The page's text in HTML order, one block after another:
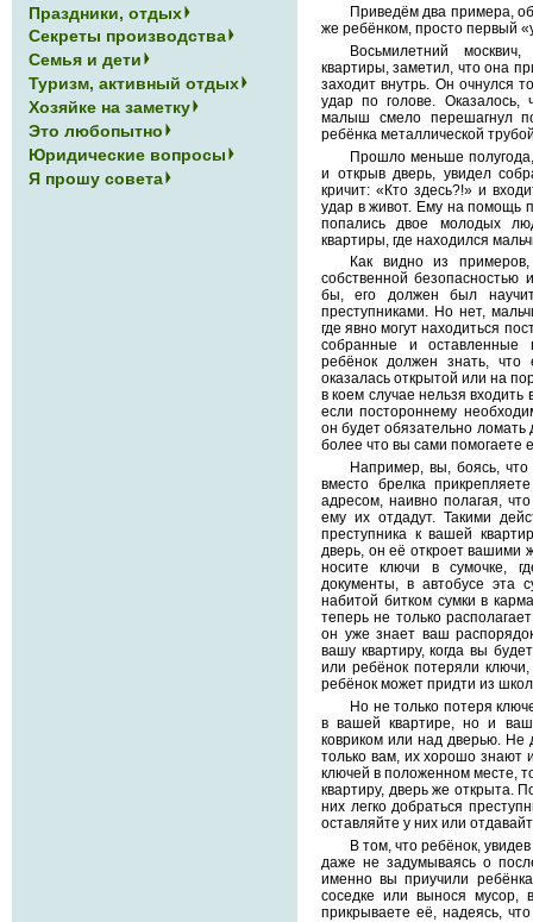
Приведём два примера,
же ребёнком, просто первый
Восьмилетний
квартиры, заметил, что она
заходит внутрь. Он очнулся
удар по голове. Оказалось,
малыш смело перешагнул
ребёнка металлической
Прошло меньше
и открыв дверь, увидел
кричит: «Кто здесь?!» и
удар в живот. Ему на помощь
попались двое молодых
квартиры, где находился
Как видно из
собственной безопасностью
бы, его должен был
преступниками. Но нет,
где явно могут находиться
собранные и
ребёнок должен знать,
оказалась открытой или на
в коем случае нельзя входить
если постороннему
он будет обязательно ломать
более что вы сами помогаете
Например, вы, боясь,
вместо брелка
адресом, наивно полагая,
ему их отдадут. Такими
преступника к вашей
дверь, он её откроет вашими
носите ключи в сумочке,
документы, в автобусе эта
набитой битком сумки в
теперь не только
он уже знает ваш
вашу квартиру, когда вы
или ребёнок потеряли
ребёнок может придти из
Но не только потеря
в вашей квартире, но и
ковриком или над дверью. Не
только вам, их хорошо знают
ключей в положенном месте,
квартиру, дверь же открыта.
них легко добраться
оставляйте у них или
В том, что ребёнок,
даже не задумываясь о
именно вы приучили
соседке или вынося мусор,
прикрываете её, надеясь,
Праздники, отдых
Секреты производства
Семья и дети
Туризм, активный отдых
Хозяйке на заметку
Это любопытно
Юридические вопросы
Я прошу совета